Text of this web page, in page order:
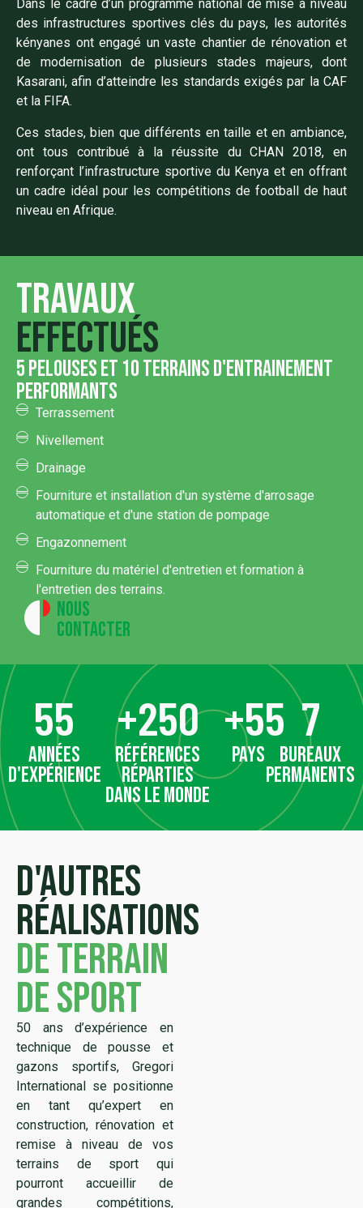
Dans le cadre d’un programme national de mise à niveau
des infrastructures sportives clés du pays, les autorités
kényanes ont engagé un vaste chantier de rénovation et
de modernisation de plusieurs stades majeurs, dont
Kasarani, afin d’atteindre les standards exigés par la CAF
et la FIFA.
Ces stades, bien que différents en taille et en ambiance,
ont tous contribué à la réussite du CHAN 2018, en
renforçant l’infrastructure sportive du Kenya et en offrant
un cadre idéal pour les compétitions de football de haut
niveau en Afrique.
Travaux
effectués
5 pelouses et 10 terrains d'entrainement
performants
Terrassement
Nivellement
Drainage
Fourniture et installation d'un système d'arrosage
automatique et d'une station de pompage
Engazonnement
Fourniture du matériel d'entretien et formation à
l'entretien des terrains.
Nous
contacter
années
d'expérience
55
références
réparties
dans le monde
+250
pays
+55
bureaux
permanents
7
D'autres
réalisations
de terrain
de sport
50 ans d’expérience en
technique de pousse et
gazons sportifs, Gregori
International se positionne
en tant qu’expert en
construction, rénovation et
remise à niveau de vos
terrains de sport qui
pourront accueillir de
grandes compétitions,